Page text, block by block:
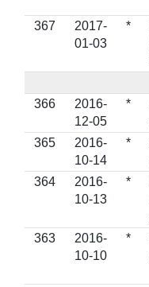
367
2017-
01-03
*
366
2016-
12-05
*
365
2016-
10-14
*
364
2016-
10-13
*
363
2016-
10-10
*